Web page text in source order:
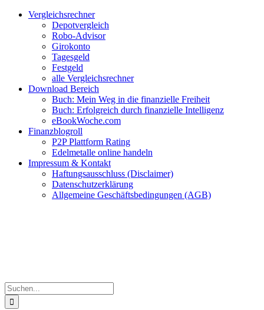
Zum
Facebook
Twitter
Instagram
Pinterest
YouTubeVergleichsrechner
Depotvergleich
Robo-Advisor
Girokonto
Tagesgeld
Festgeld
alle Vergleichsrechner
Download Bereich
Buch: Mein Weg in die finanzielle Freiheit
Buch: Erfolgreich durch finanzielle Intelligenz
eBookWoche.com
Finanzblogroll
P2P Plattform Rating
Edelmetalle online handeln
Impressum & Kontakt
Haftungsausschluss (Disclaimer)
Datenschutzerklärung
Allgemeine Geschäftsbedingungen (AGB)
Suche
nach: